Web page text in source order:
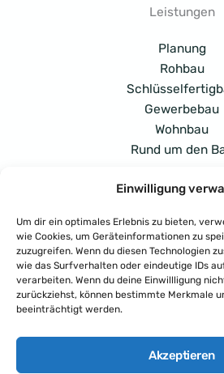
Einwilligung
Um dir ein optimales Erlebnis zu bieten,
wie Cookies, um Geräteinformationen zu
zuzugreifen. Wenn du diesen Technologien
wie das Surfverhalten oder eindeutige IDs
verarbeiten. Wenn du deine Einwillligung
zurückziehst, können bestimmte Merkmale
beeinträchtigt werden.
Akzeptieren
Leistungen
Planung
Rohbau
Gewerbebau
Wohnbau
Rund um den
Adresse
Potsdamer Str. 138,
Rufen Sie uns an: Tel.